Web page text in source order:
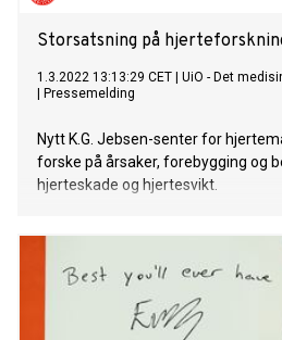
Storsatsning på
1.3.2022 13:13:29 CET
UiO - Det
Pressemelding
Nytt K.G. Jebsen-senter for
forske på årsaker, forebygging og
hjerteskade og hjertesvikt.